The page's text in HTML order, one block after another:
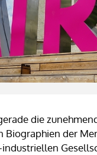
die
Biographien der